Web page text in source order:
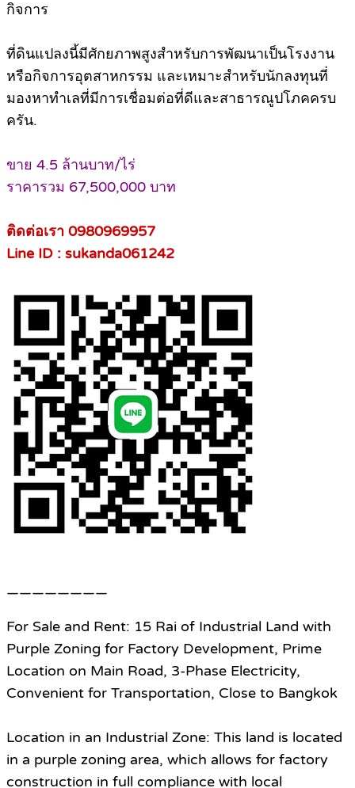
กิจการ
ที่ดินแปลงนี้มีศักยภาพสูงสำหรับการพัฒนาเป็นโรงงาน
หรือกิจการอุตสาหกรรม และเหมาะสำหรับนักลงทุนที่
มองหาทำเลที่มีการเชื่อมต่อที่ดีและสาธารณูปโภคครบ
ครัน.
ขาย 4.5 ล้านบาท/ไร่
ราคารวม 67,500,000 บาท
ติดต่อเรา 0980969957
Line ID : sukanda061242
————————
For Sale and Rent: 15 Rai of Industrial Land with
Purple Zoning for Factory Development, Prime
Location on Main Road, 3-Phase Electricity,
Convenient for Transportation, Close to Bangkok
Location in an Industrial Zone: This land is located
in a purple zoning area, which allows for factory
construction in full compliance with local